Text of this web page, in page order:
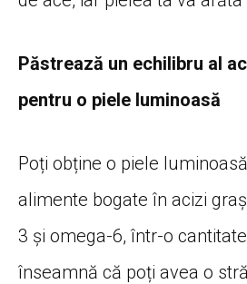
Păstrează un echilibru al
pentru o piele luminoasă
Poți obține o piele
alimente bogate în acizi
3 și omega-6, într-o
înseamnă că poți avea o